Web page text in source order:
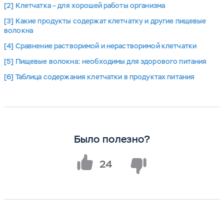
[2] Клетчатка – для хорошей работы организма
[3] Какие продукты содержат клетчатку и другие пищевые
волокна
[4] Сравнение растворимой и нерастворимой клетчатки
[5] Пищевые волокна: необходимы для здорового питания
[6] Таблица содержания клетчатки в продуктах питания
Было полезно?
24